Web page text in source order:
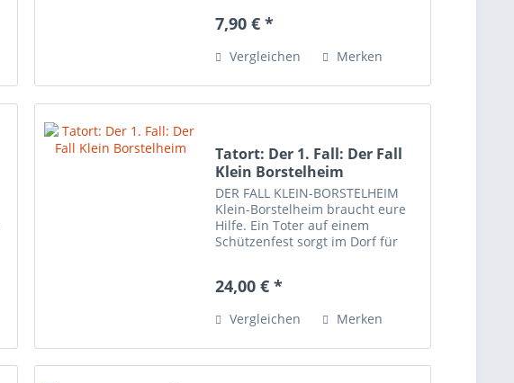
selbst dort hinterlasst. Eine
7,90 € *
Vergleichen Merken
Tatort: Der 1. Fall: Der Fall
Klein Borstelheim
DER FALL KLEIN-BORSTELHEIM
Klein-Borstelheim braucht eure
Hilfe. Ein Toter auf einem
Schützenfest sorgt im Dorf für
Ermittlungen eingestellt zu
Unterlagen,...
24,00 € *
Vergleichen Merken